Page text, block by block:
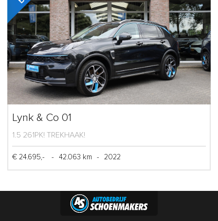
Lynk & Co 01
1.5 261PK! TREKHAAK!
€ 24.695,- - 42.063 km - 2022